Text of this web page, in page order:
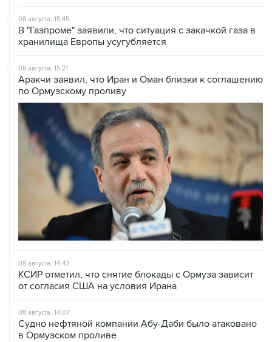
08 августа, 15:45
В "Газпроме" заявили, что ситуация с закачкой газа в
хранилища Европы усугубляется
08 августа, 15:21
Аракчи заявил, что Иран и Оман близки к соглашению
по Ормузскому проливу
08 августа, 14:43
КСИР отметил, что снятие блокады с Ормуза зависит
от согласия США на условия Ирана
08 августа, 14:07
Судно нефтяной компании Абу-Даби было атаковано
в Ормузском проливе